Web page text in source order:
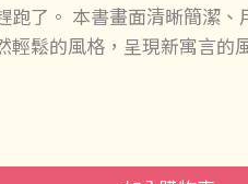
了。 本書畫面清晰簡潔、
鬆的風格，呈現新寓言的